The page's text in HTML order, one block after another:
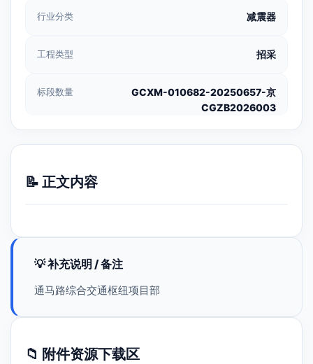
行业分类 减震器
工程类型 招采
标段数量
GCXM-010682-20250657-京
CGZB2026003
📝 正文内容
💡 补充说明 / 备注
通马路综合交通枢纽项目部
📁 附件资源下载区